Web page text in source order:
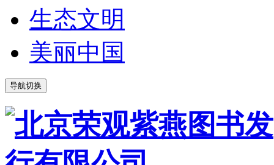
生态文明
美丽中国
导航切换